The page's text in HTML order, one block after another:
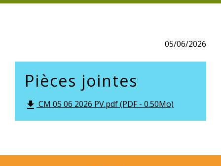
05/06/2026
Pièces jointes
file_download CM 05 06 2026 PV.pdf (PDF - 0.50Mo)